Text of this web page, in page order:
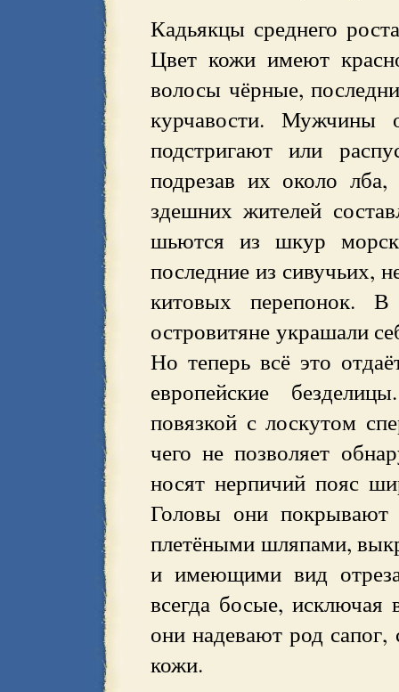
Кадьякцы среднего
Цвет кожи имеют
волосы чёрные,
курчавости. Мужчины
подстригают или
подрезав их около
здешних жителей
шьются из шкур
последние из сивучьих,
китовых перепонок.
островитяне украшали
Но теперь всё это
европейские
повязкой с лоскутом
чего не позволяет
носят нерпичий пояс
Головы они
плетёными шляпами,
и имеющими вид
всегда босые, исключая
они надевают род
кожи.